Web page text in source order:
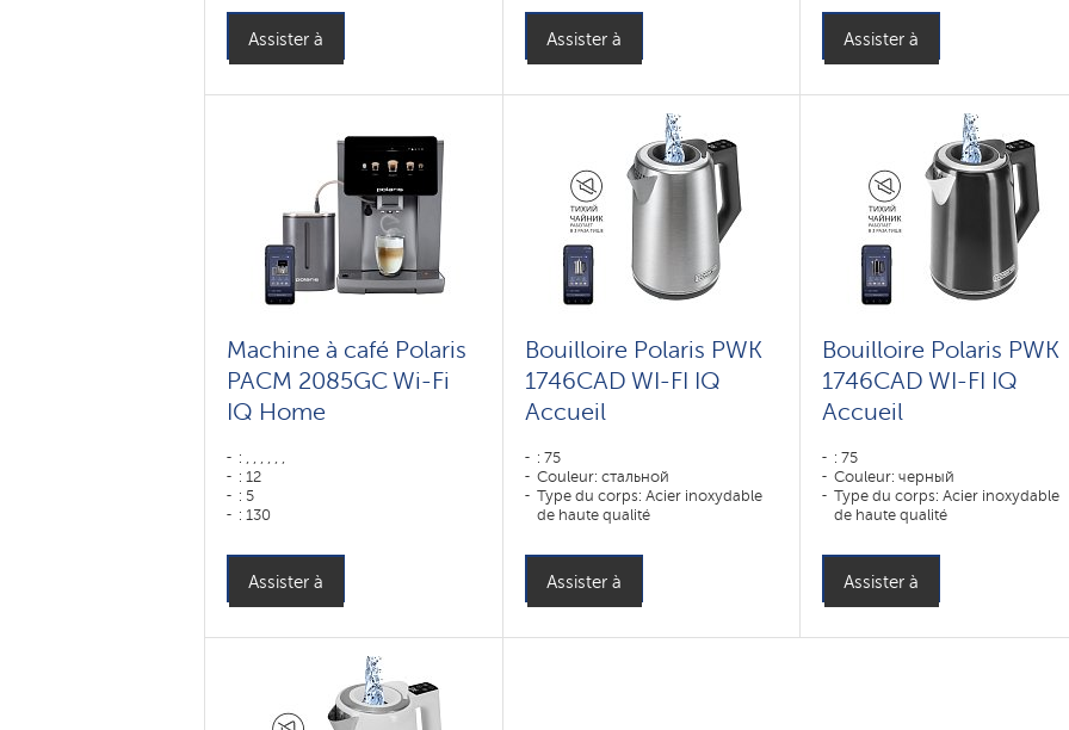
Assister à
: ,
Couleur: Графит
Puissance, W: 1500 W
Capacité du réservoir d'eau : 1,6 l
Assister à
Couleur: ,
Couleur: черный
Capacité du réservoir d'eau : 1,5 l
Assister à
Machine à café Polaris
PACM 2085GC Wi-Fi
IQ Home
: , , , , , ,
: 12
: 5
: 130
: ,
Couleur: графитовый
Capacité du réservoir d'eau : 2 l
Hopper capacity for beans: 250 gr
Assister à
Bouilloire Polaris PWK
1746CAD WI-FI IQ
Accueil
: 75
Couleur: стальной
Type du corps: Acier inoxydable
de haute qualité
Assister à
Bouilloire Polaris PWK
1746CAD WI-FI IQ
Accueil
: 75
Couleur: черный
Type du corps: Acier inoxydable
de haute qualité
Assister à